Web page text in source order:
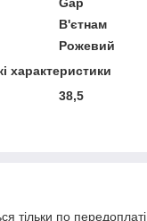
В'єтнам
Рожевий
характеристики
38,5
тільки по передоплаті.